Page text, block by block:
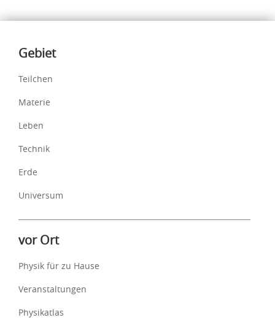
Inhalte
Gebiet
Teilchen
Materie
Leben
Technik
Erde
Universum
vor Ort
Physik für zu Hause
Veranstaltungen
Physikatlas